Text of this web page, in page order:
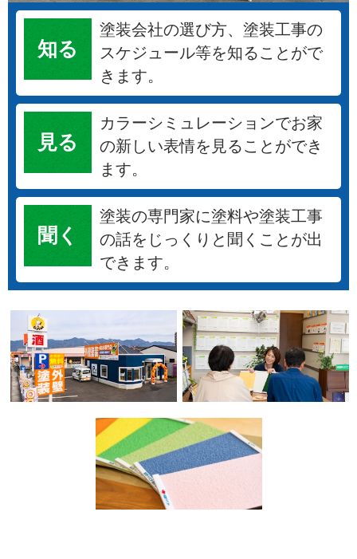
知る
塗装会社の選び方、塗装工事の
スケジュール等を知ることがで
きます。
見る
カラーシミュレーションでお家
の新しい表情を見ることができ
ます。
聞く
塗装の専門家に塗料や塗装工事
の話をじっくりと聞くことが出
できます。